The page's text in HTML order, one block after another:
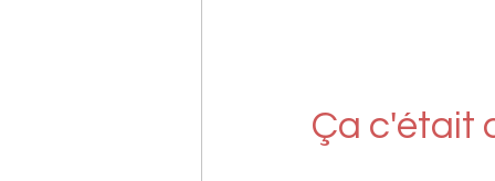
Ça c'était